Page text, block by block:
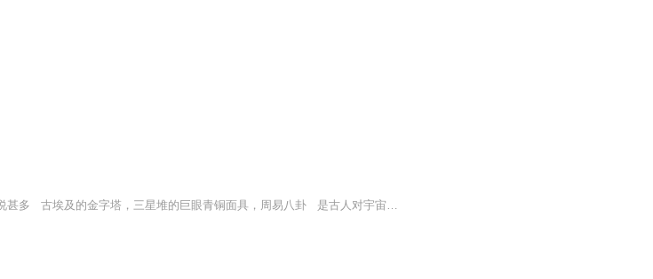
简介: 本书为萧然纯原创 千年文明，传说甚多 古埃及的金字塔，三星堆的巨眼青铜面具，周易八卦 是古人对宇宙的向往？还是可以沟通神秘文化的桥梁？ 在崇尚科学的今天，我试着用科学，去解释这些，去给您揭开这个文化的神秘面纱 请随...